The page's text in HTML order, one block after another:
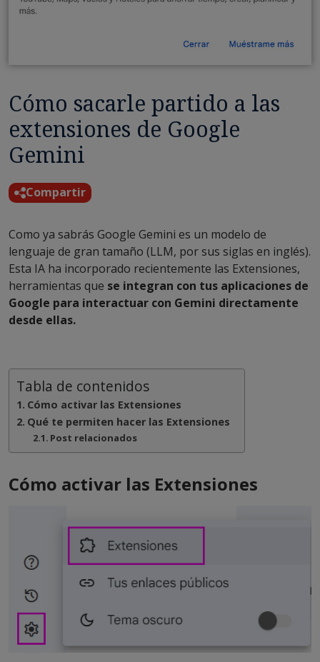
Cómo sacarle partido a las
extensiones de Google
Gemini
Compartir
Como ya sabrás Google Gemini es un modelo de
lenguaje de gran tamaño (LLM, por sus siglas en inglés).
Esta IA ha incorporado recientemente las Extensiones,
herramientas que se integran con tus aplicaciones de
Google para interactuar con Gemini directamente
desde ellas.
Tabla de contenidos
Cómo activar las Extensiones
Qué te permiten hacer las Extensiones
Post relacionados
Cómo activar las Extensiones